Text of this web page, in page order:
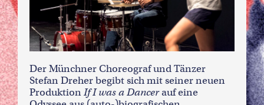
Der Münchner Choreograf und Tänzer
Stefan Dreher begibt sich mit seiner neuen
ProduktionIf I was a Dancerauf eine